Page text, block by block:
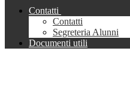
Contatti
Contatti
Segreteria Alunni
Documenti utili